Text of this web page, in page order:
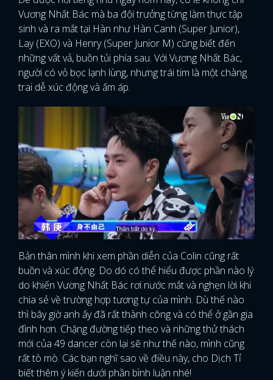
Vương Nhất Bác mà ba đội trưởng từng làm thực tập
sinh và ra mắt tại Hàn như Hàn Canh (Super Junior),
Lay (EXO) và Henry (Super Junior M) cũng biết đến
những vất vả, buồn tủi phía sau. Với Vương Nhất Bác,
người có vỏ bọc lạnh lùng, nhưng trái tim là một chàng
trai dễ xúc động và ấm áp.
Bản thân mình khi xem phần diễn của Colin cũng rất
buồn và xúc động. Do dó có thể hiểu được phần nào lý
do khiến Vương Nhất Bác rơi nước mắt và nghẹn lời khi
chia sẻ về trường hợp tương tự của mình. Dù thế nào
thì bây giờ anh ấy đã rất thành công và có thể ở gần gia
đình hơn. Chặng đường tiếp theo và những thử thách
mới của 49 dancer còn lại sẽ như thế nào, mình cũng
rất tò mò. Các bạn nghĩ sao về điều này, cho Dịch Tỉ
biết thêm ý kiến dưới phần bình luận nhé!